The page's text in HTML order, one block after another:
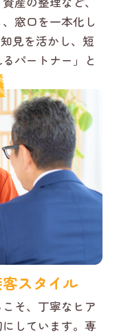
窓口を一本化し
見を活かし、短
パートナー」と
スタイル
そ、丁寧なヒア
しています。専